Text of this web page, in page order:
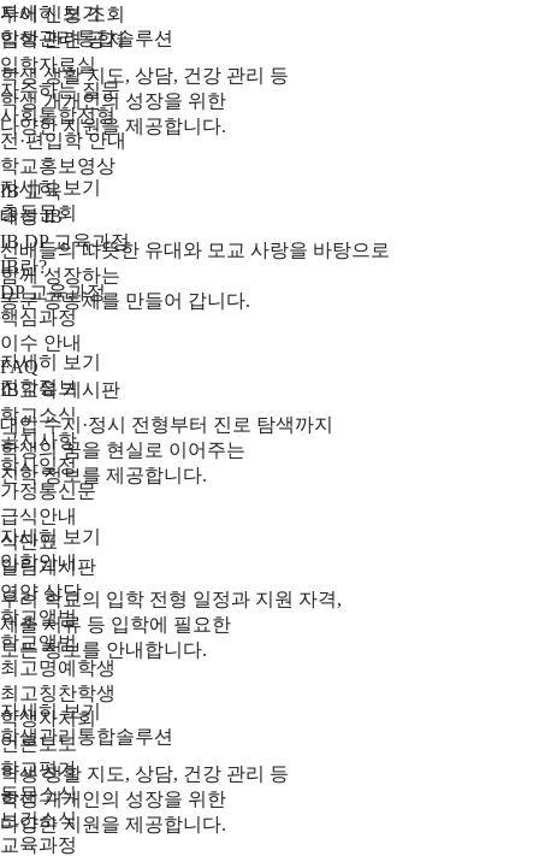
투어 신청 조회
입학 관련 공지
입학자료실
자주하는 질문
사회통합전형
전·편입학 안내
학교홍보영상
IB 교육
대성 IB
IB DP 교육과정
IB란?
DP 교육과정
핵심과정
이수 안내
FAQ
IB교육 게시판
학교소식
공지사항
학사일정
가정통신문
급식안내
식단표
알림게시판
영양 상담
학교앨범
학교앨범
최고명예학생
최고칭찬학생
학생자치회
언론보도
학교평가
동문소식
보건소식
교육과정
자세히 보기
학생관리통합솔루션
학생 생활 지도, 상담, 건강 관리 등
학생 개개인의 성장을 위한
다양한 지원을 제공합니다.
자세히 보기
총동문회
선배들의 따뜻한 유대와 모교 사랑을 바탕으로
함께 성장하는
동문 공동체를 만들어 갑니다.
자세히 보기
진학정보
대입 수시·정시 전형부터 진로 탐색까지
학생의 꿈을 현실로 이어주는
진학 정보를 제공합니다.
자세히 보기
입학안내
우리 학교의 입학 전형 일정과 지원 자격,
제출 서류 등 입학에 필요한
모든 정보를 안내합니다.
자세히 보기
학생관리통합솔루션
학생 생활 지도, 상담, 건강 관리 등
학생 개개인의 성장을 위한
다양한 지원을 제공합니다.